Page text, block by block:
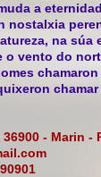
a
nostalxia
na súa
o vento do
chamar
- Marin -